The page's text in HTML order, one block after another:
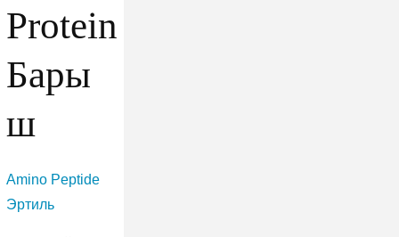
Protein
Бары
ш
Amino Peptide
Эртиль